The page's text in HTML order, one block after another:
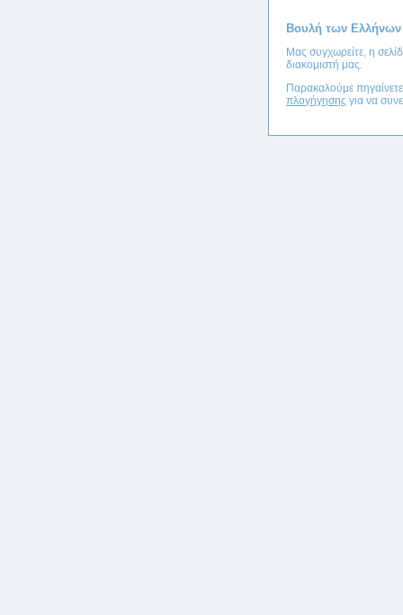
Βουλή των Ελλήνων
Μας συγχωρείτε, η
διακομιστή μας.
Παρακαλούμε
πλογήγησης για να